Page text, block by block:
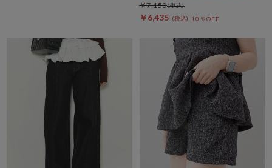
￥6,435 10％OFF
￥7,150